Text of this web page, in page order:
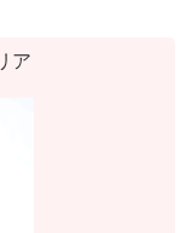
ア